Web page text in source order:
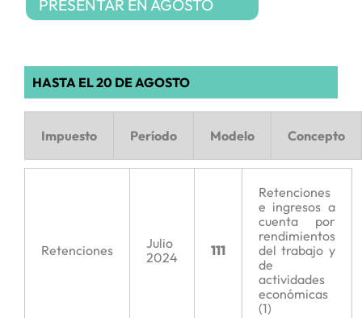
PRESENTAR EN AGOSTO
HASTA EL 20 DE AGOSTO
Impuesto Período Modelo Concepto
Retenciones
Julio
2024
111
Retenciones
e ingresos a
cuenta por
rendimientos
del trabajo y
de
actividades
económicas
(1)